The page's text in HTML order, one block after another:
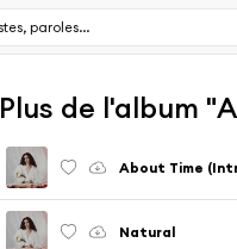
Plus de l'album
About Time
Natural